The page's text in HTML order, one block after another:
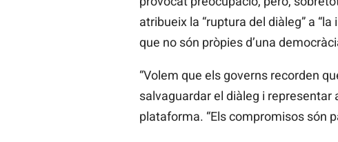
atribueix la “ruptura del diàleg” a
que no són pròpies d’una
“Volem que els governs recorden
salvaguardar el diàleg i
plataforma. “Els compromisos són